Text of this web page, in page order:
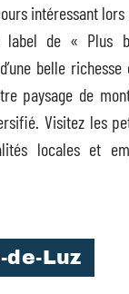
intéressant
label de « Plus
belle richesse
paysage de
Visitez les
locales et
de-Luz